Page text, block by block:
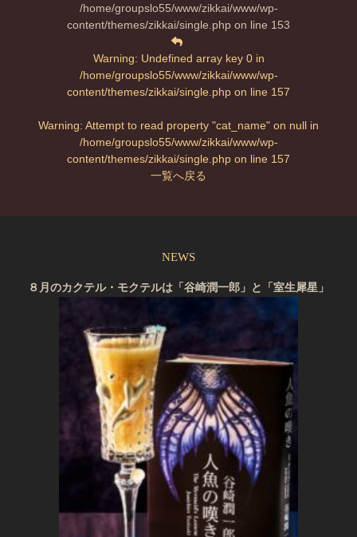
/home/groupslo55/www/zikkai/www/wp-
content/themes/zikkai/single.php on line 153
Warning: Undefined array key 0 in
/home/groupslo55/www/zikkai/www/wp-
content/themes/zikkai/single.php on line 157
Warning: Attempt to read property "cat_name" on null in
/home/groupslo55/www/zikkai/www/wp-
content/themes/zikkai/single.php on line 157
一覧へ戻る
NEWS
８月のカクテル・モクテルは「谷崎潤一郎」と「室生犀星」